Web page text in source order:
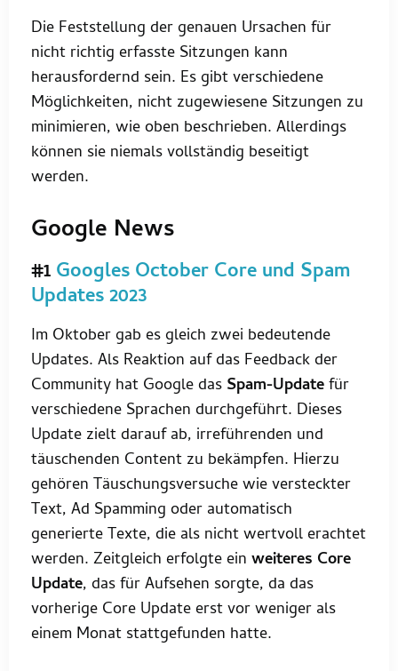
Die Feststellung der genauen Ursachen für
nicht richtig erfasste Sitzungen kann
herausfordernd sein. Es gibt verschiedene
Möglichkeiten, nicht zugewiesene Sitzungen zu
minimieren, wie oben beschrieben. Allerdings
können sie niemals vollständig beseitigt
werden.
Google News
#1Googles October Core und Spam
Updates 2023
Im Oktober gab es gleich zwei bedeutende
Updates. Als Reaktion auf das Feedback der
Community hat Google das Spam-Updatefür
verschiedene Sprachen durchgeführt. Dieses
Update zielt darauf ab, irreführenden und
täuschenden Content zu bekämpfen. Hierzu
gehören Täuschungsversuche wie versteckter
Text, Ad Spamming oder automatisch
generierte Texte, die als nicht wertvoll erachtet
werden. Zeitgleich erfolgte ein weiteres Core
Update, das für Aufsehen sorgte, da das
vorherige Core Update erst vor weniger als
einem Monat stattgefunden hatte.